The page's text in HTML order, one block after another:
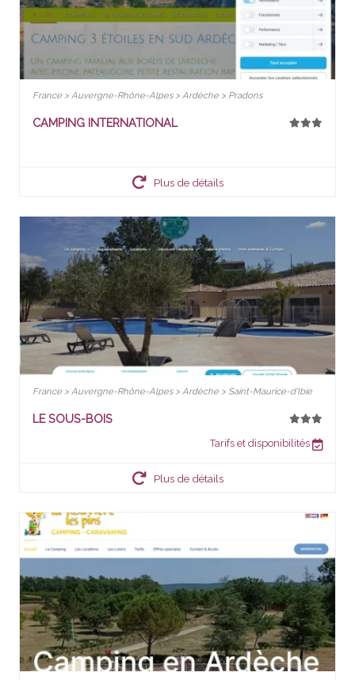
France > Auvergne-Rhône-Alpes > Ardèche > Pradons
CAMPING INTERNATIONAL
Plus de détails
France > Auvergne-Rhône-Alpes > Ardèche > Saint-Maurice-d'Ibie
LE SOUS-BOIS
Tarifs et disponibilités
Plus de détails